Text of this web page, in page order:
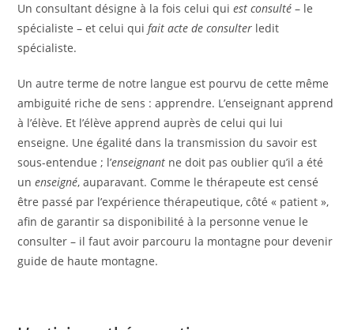
Un consultant désigne à la fois celui quiest consulté – le
spécialiste – et celui quifait acte de consulter ledit
spécialiste.
Un autre terme de notre langue est pourvu de cette même
ambiguité riche de sens : apprendre. L’enseignant apprend
à l’élève. Et l’élève apprend auprès de celui qui lui
enseigne. Une égalité dans la transmission du savoir est
sous-entendue ; l’enseignant ne doit pas oublier qu’il a été
unenseigné, auparavant. Comme le thérapeute est censé
être passé par l’expérience thérapeutique, côté « patient »,
afin de garantir sa disponibilité à la personne venue le
consulter – il faut avoir parcouru la montagne pour devenir
guide de haute montagne.